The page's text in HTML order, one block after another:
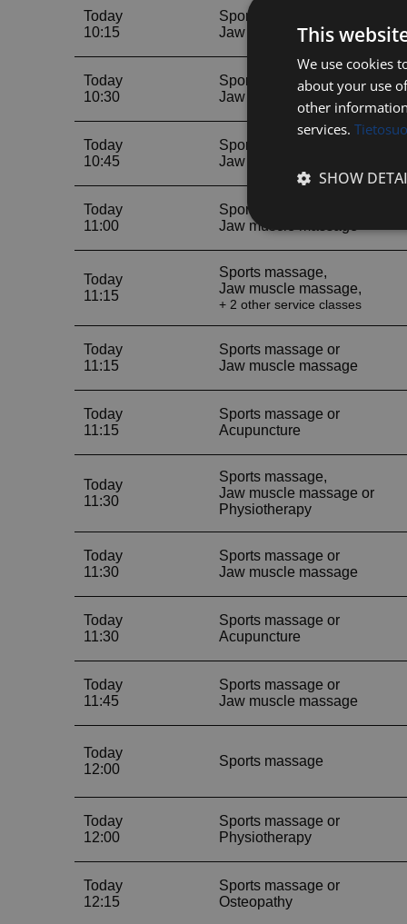
This
We use cookies
about your use
other
services.
SHOW
Strictly
necessary
Strictly necessary
used properly
__cf_bm
__cf_bm
__cf_bm